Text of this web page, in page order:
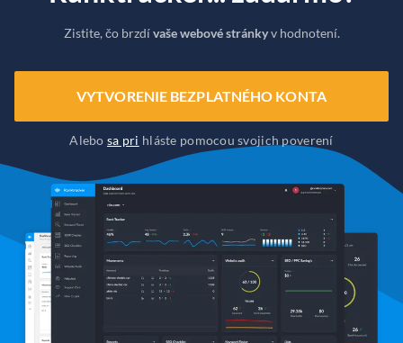
Zistite, čo brzdívaše webové stránkyv hodnotení.
VYTVORENIE BEZPLATNÉHO KONTA
Alebosa pri hláste pomocou svojich poverení